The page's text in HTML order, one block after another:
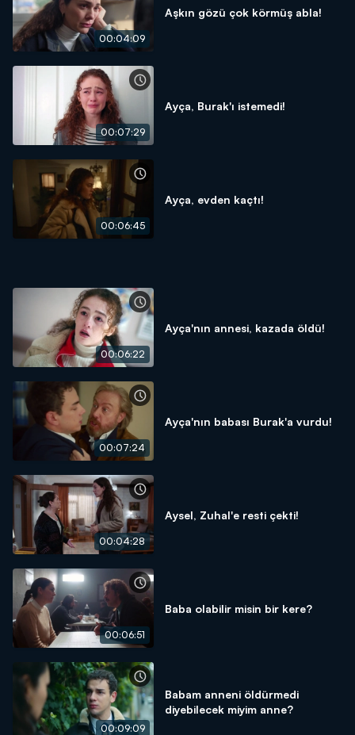
00:04:09
Aşkın gözü çok körmüş abla!
00:07:29
Ayça, Burak'ı istemedi!
00:06:45
Ayça, evden kaçtı!
00:06:22
Ayça'nın annesi, kazada öldü!
00:07:24
Ayça'nın babası Burak'a vurdu!
00:04:28
Aysel, Zuhal'e resti çekti!
00:06:51
Baba olabilir misin bir kere?
00:09:09
Babam anneni öldürmedi
diyebilecek miyim anne?